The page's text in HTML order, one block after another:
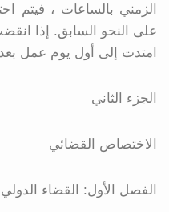
الزمني بالساعات ، فيتم
على النحو السابق. إذا
امتدت إلى أول يوم عمل
الجزء الثاني
الاختصاص القضائي
الفصل الأول: القضاء الدولي